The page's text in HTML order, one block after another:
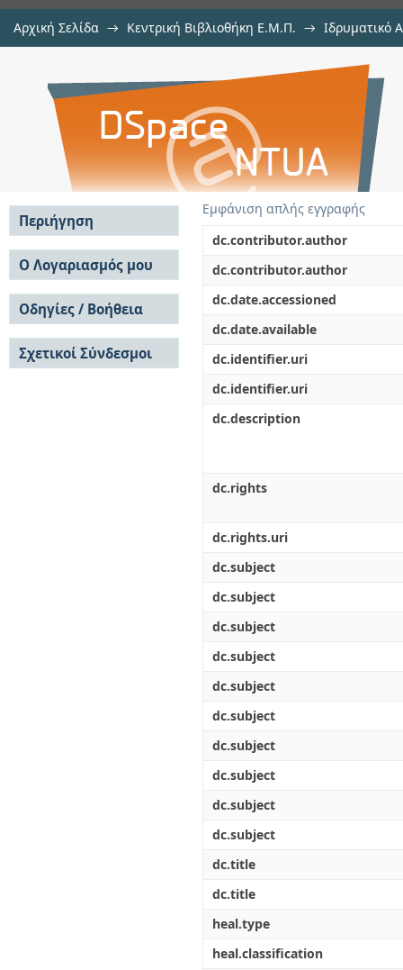
Αρχική Σελίδα → Κεντρική Βιβλιοθήκη Ε.Μ.Π. → Ιδρυματικό
Αρχές σχεδίασης μικρών
Εμφάνιση απλής εγγραφής
dc.contributor.author
dc.contributor.author
dc.date.accessioned
dc.date.available
dc.identifier.uri
dc.identifier.uri
dc.description
dc.rights
dc.rights.uri
dc.subject
dc.subject
dc.subject
dc.subject
dc.subject
dc.subject
dc.subject
dc.subject
dc.subject
dc.subject
dc.title
dc.title
heal.type
heal.classification
Περιήγηση
Σε όλο το DSpace
Κοινότητες & Συλλογές
Ανά Ημερομηνία
Έκδοσης
Συγγραφείς
Τίτλοι
Θέματα
Ο Λογαριασμός μου
Σύνδεση
Εγγραφή
Οδηγίες / Βοήθεια
Οδηγίες Υποβολής
Οδηγίες Χρήσης ΙΑ
Συχνές Ερωτήσεις
Σχετικοί Σύνδεσμοι